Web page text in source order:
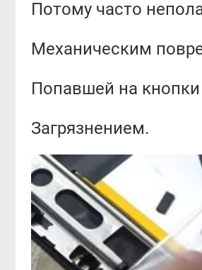
Потому часто
Механическим
Попавшей на
Загрязнением.